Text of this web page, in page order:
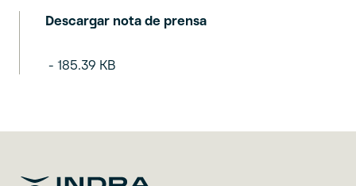
Descargar nota de prensa
- 185.39 KB